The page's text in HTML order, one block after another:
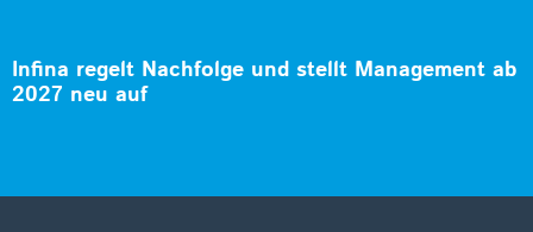
Infina regelt Nachfolge und stellt Management ab
2027 neu auf